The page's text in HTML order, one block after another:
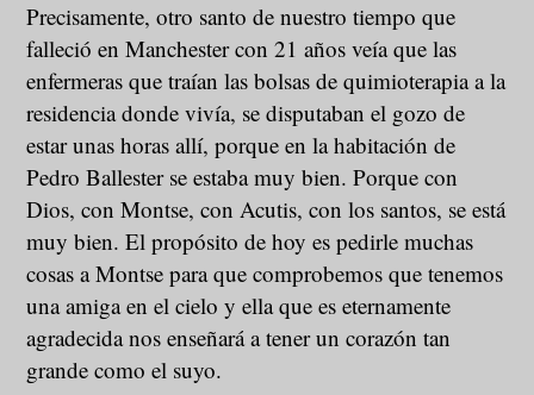
Precisamente, otro santo de nuestro tiempo que
falleció en Manchester con 21 años veía que las
enfermeras que traían las bolsas de quimioterapia a la
residencia donde vivía, se disputaban el gozo de
estar unas horas allí, porque en la habitación de
Pedro Ballester se estaba muy bien. Porque con
Dios, con Montse, con Acutis, con los santos, se está
muy bien. El propósito de hoy es pedirle muchas
cosas a Montse para que comprobemos que tenemos
una amiga en el cielo y ella que es eternamente
agradecida nos enseñará a tener un corazón tan
grande como el suyo.